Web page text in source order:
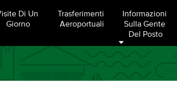
Di Un
Giorno
Trasferimenti
Aeroportuali
Informazioni
Sulla Gente
Del Posto